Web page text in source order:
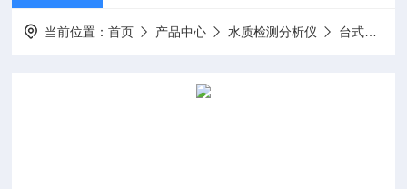
当前位置：首页 产品中心 水质检测分析仪 台式水质分析仪